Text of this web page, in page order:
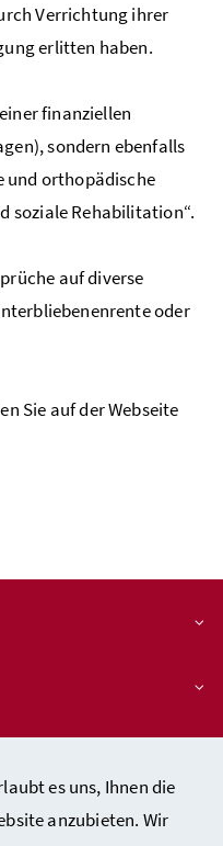
es uns, Ihnen die
anzubieten. Wir
Verrichtung ihrer
erlitten haben.
finanziellen
sondern ebenfalls
und orthopädische
soziale Rehabilitation“.
auf diverse
oder
Sie auf der Webseite